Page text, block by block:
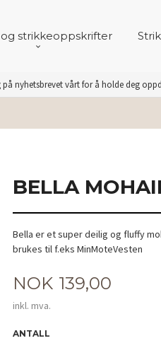
på nyhetsbrevet vårt for å holde deg
strikkeoppskrifter
BELLA
Bella er et super deilig og fluffy
brukes til f.eks MinMoteVesten
Pris
NOK 139,00
inkl. mva.
ANTALL